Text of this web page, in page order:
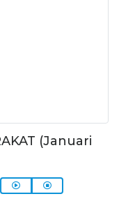
(Januari